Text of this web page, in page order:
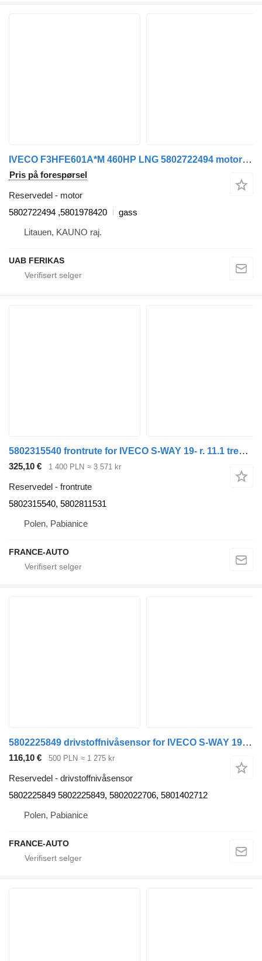
IVECO F3HFE601A*M 460HP LNG 5802722494 motor for IVECO S Way LNG trekkvogn
Pris på forespørsel
Reservedel - motor
5802722494 ,5801978420
gass
Litauen, KAUNO raj.
UAB FERIKAS
5802315540 frontrute for IVECO S-WAY 19- r. 11.1 trekkvogn
325,10 € 1 400 PLN ≈ 3 571 kr
Reservedel - frontrute
5802315540, 5802811531
Polen, Pabianice
FRANCE-AUTO
5802225849 drivstoffnivåsensor for IVECO S-WAY 19- r. 11.1 trekkvogn
116,10 € 500 PLN ≈ 1 275 kr
Reservedel - drivstoffnivåsensor
5802225849 5802225849, 5802022706, 5801402712
Polen, Pabianice
FRANCE-AUTO